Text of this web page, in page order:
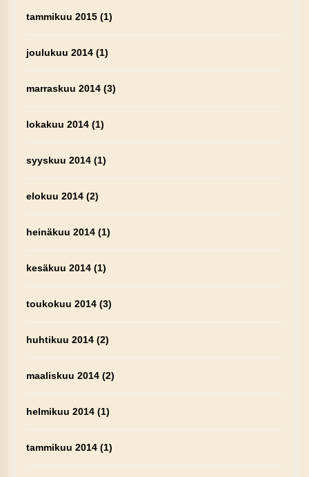
tammikuu 2015(1)
joulukuu 2014(1)
marraskuu 2014(3)
lokakuu 2014(1)
syyskuu 2014(1)
elokuu 2014(2)
heinäkuu 2014(1)
kesäkuu 2014(1)
toukokuu 2014(3)
huhtikuu 2014(2)
maaliskuu 2014(2)
helmikuu 2014(1)
tammikuu 2014(1)